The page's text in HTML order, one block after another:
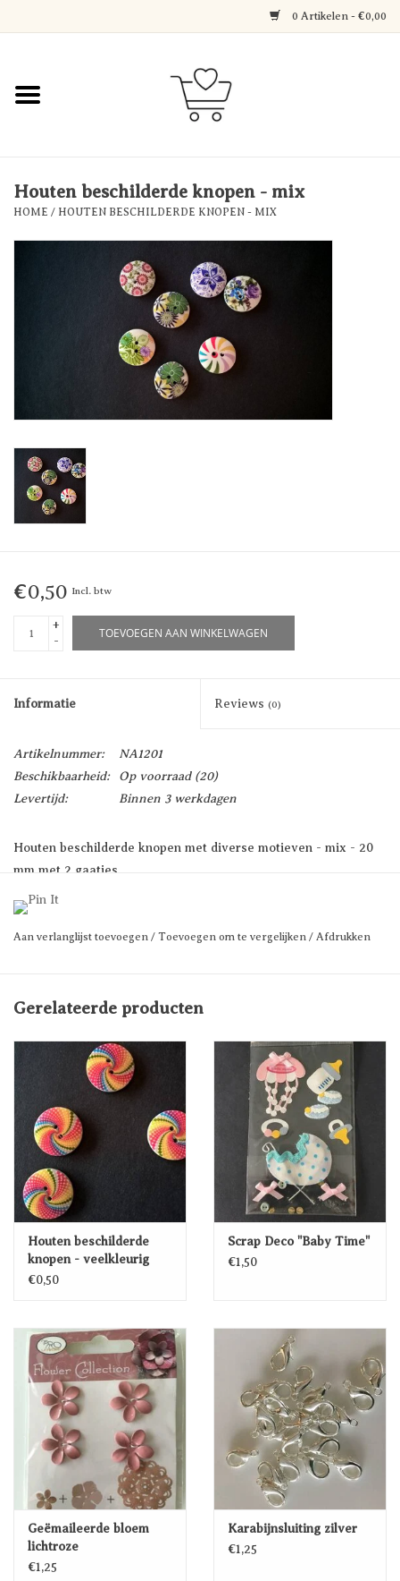
0 Artikelen - €0,00
Home
Decoratie
Over Axelle & Din Hobby
Houten beschilderde knopen - mix
HOME / HOUTEN BESCHILDERDE KNOPEN - MIX
€0,50 Incl. btw
+
-
TOEVOEGEN AAN WINKELWAGEN
Informatie Reviews (0)
Artikelnummer:
NA1201
Beschikbaarheid:
Op voorraad(20)
Levertijd:
Binnen 3 werkdagen
Houten beschilderde knopen met diverse motieven - mix - 20
mm met 2 gaatjes
Te bestellen per stuk
Aan verlanglijst toevoegen / Toevoegen om te vergelijken / Afdrukken
Gerelateerde producten
Houten beschilderde
knopen - veelkleurig
€0,50
Scrap Deco "Baby Time"
€1,50
Geëmaileerde bloem
lichtroze
€1,25
Karabijnsluiting zilver
€1,25